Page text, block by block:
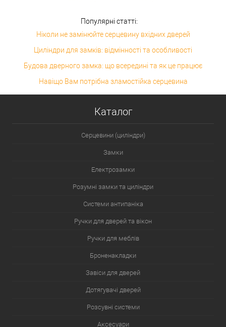
Популярні статті:
Ніколи не замінюйте серцевину вхідних дверей
Циліндри для замків: відмінності та особливості
Будова дверного замка: що всередині та як це працює
Навіщо Вам потрібна зламостійка серцевина
Каталог
Серцевини (циліндри)
Замки
Електрозамки
Розумні замки та циліндри
Системи антипаніка
Ручки для дверей та вікон
Ручки для меблів
Броненакладки
Завіси для дверей
Дотягувачі дверей
Розсувні системи
Аксесуари